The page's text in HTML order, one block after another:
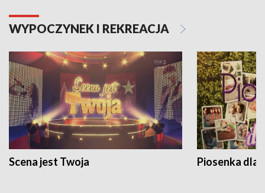
WYPOCZYNEK I REKREACJA
Scena jest Twoja Piosenka dla